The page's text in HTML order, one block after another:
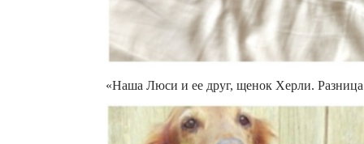
«Наша Люси и ее друг, щенок Херли.